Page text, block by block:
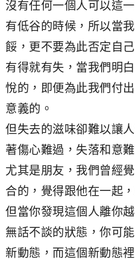
沒有任何一個人可以這
有低谷的時候，所以當
餒，更不要為此否定自己
有得就有失，當我們明
悅的，即便為此我們付
意義的。
但失去的滋味卻難以讓
著傷心難過，失落和意難
尤其是朋友，我們曾經
合的，覺得跟他在一起
但當你發現這個人離你
無話不談的狀態，你可
新動態，而這個新動態